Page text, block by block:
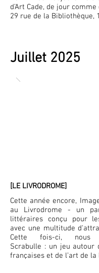
d’Art Cade, de jour
29 rue de la Bibliothèque,
Juillet 2025
[LE LIVRODROME]
Cette année encore,
au Livrodrome - un
littéraires conçu pour
avec une multitude
Cette fois-ci, nous
Scrabulle : un jeu autour
françaises et de l’art de la